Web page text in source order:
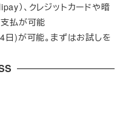
）、クレジットカードや暗
払が可能
)が可能。まずはお試しを